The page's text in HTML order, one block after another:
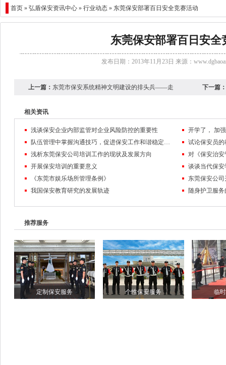
首页 » 弘盾保安资讯中心 » 行业动态 » 东莞保安部署百日安全竞赛活动
东莞保安部署百日安全
发布日期：2013年11月23日 来源：
上一篇： 东莞市保安系统精神文明建设的排头兵——走 下一篇：
相关资讯
浅谈保安企业内部监管对企业风险防控的重要性
队伍管理中掌握沟通技巧，促进保安工作和谐稳定发展
试论保安员
浅析东莞保安公司培训工作的现状及发展方向
对《保安治
开展保安培训的重要意义
谈谈当代保
《东莞市娱乐场所管理条例》
东莞保安公
我国保安教育研究的发展轨迹
随身护卫服
推荐服务
定制保安服务 个性保安服务 临